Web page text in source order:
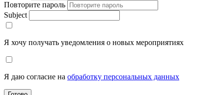
Повторите пароль
Subject
Я хочу получать уведомления о новых мероприятиях
Я даю согласие на обработку персональных данных